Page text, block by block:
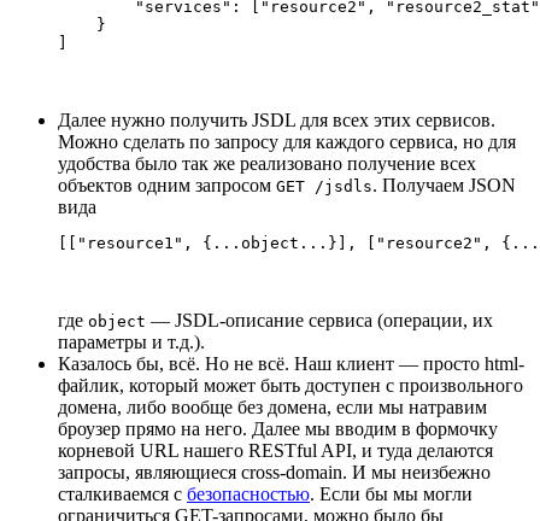
"services": ["resource2",
    }
Далее нужно получить JSDL для всех этих сервисов.
Можно сделать по запросу для каждого сервиса, но для
удобства было так же реализовано получение всех
объектов одним запросом GET /jsdls. Получаем JSON
вида
где object — JSDL-описание сервиса (операции, их
параметры и т.д.).
Казалось бы, всё. Но не всё. Наш клиент — просто html-
файлик, который может быть доступен с произвольного
домена, либо вообще без домена, если мы натравим
броузер прямо на него. Далее мы вводим в формочку
корневой URL нашего RESTful API, и туда делаются
запросы, являющиеся cross-domain. И мы неизбежно
сталкиваемся с безопасностью. Если бы мы могли
ограничиться GET-запросами, можно было бы